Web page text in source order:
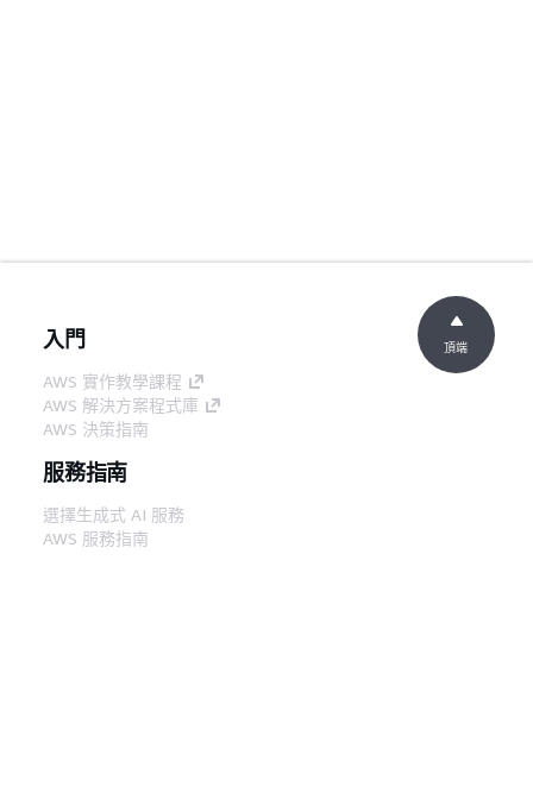
入門
AWS 實作教學課程
AWS 解決方案程式庫
AWS 決策指南
服務指南
選擇生成式 AI 服務
AWS 服務指南
頂端